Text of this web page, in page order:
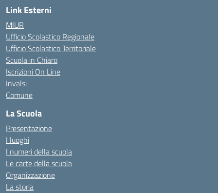
Link Esterni
MIUR
Ufficio Scolastico Regionale
Ufficio Scolastico Territoriale
Scuola in Chiaro
Iscrizioni On Line
Invalsi
Comune
La Scuola
Presentazione
I luoghi
I numeri della scuola
Le carte della scuola
Organizzazione
La storia